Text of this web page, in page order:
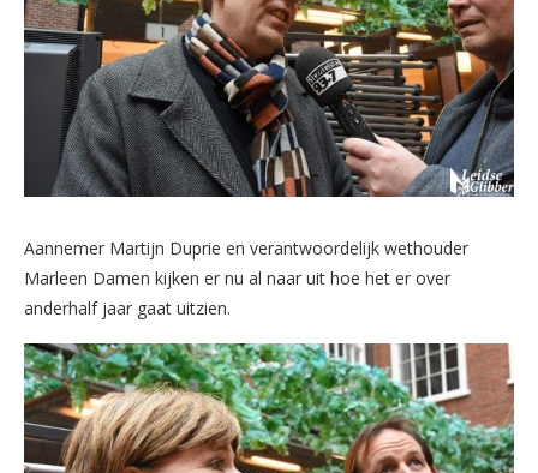
Aannemer Martijn Duprie en verantwoordelijk wethouder
Marleen Damen kijken er nu al naar uit hoe het er over
anderhalf jaar gaat uitzien.